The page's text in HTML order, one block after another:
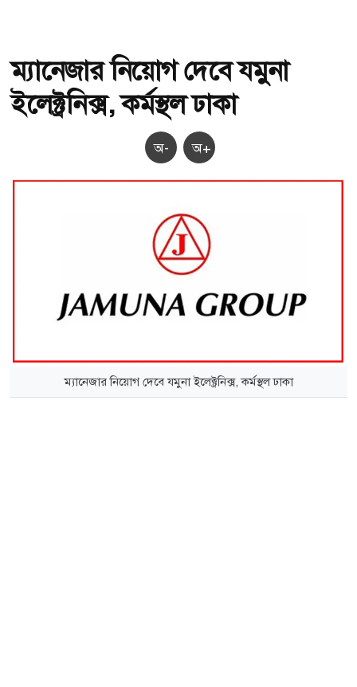
ম্যানেজার নিয়োগ দেবে যমুনা
ইলেক্ট্রনিক্স, কর্মস্থল ঢাকা
অ- অ+
ম্যানেজার নিয়োগ দেবে যমুনা ইলেক্ট্রনিক্স, কর্মস্থল ঢাকা